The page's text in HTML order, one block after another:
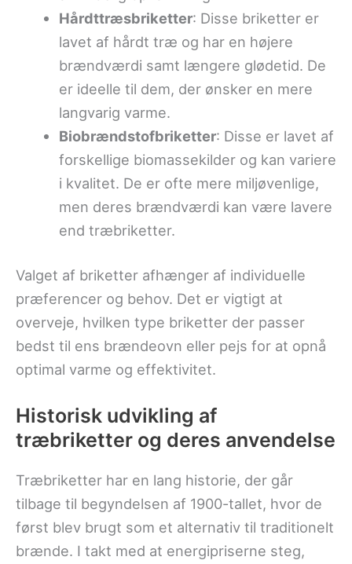
Hårdttræsbriketter: Disse briketter er
lavet af hårdt træ og har en højere
brændværdi samt længere glødetid. De
er ideelle til dem, der ønsker en mere
langvarig varme.
Biobrændstofbriketter: Disse er lavet af
forskellige biomassekilder og kan variere
i kvalitet. De er ofte mere miljøvenlige,
men deres brændværdi kan være lavere
end træbriketter.
Valget af briketter afhænger af individuelle
præferencer og behov. Det er vigtigt at
overveje, hvilken type briketter der passer
bedst til ens brændeovn eller pejs for at opnå
optimal varme og effektivitet.
Historisk udvikling af
træbriketter og deres anvendelse
Træbriketter har en lang historie, der går
tilbage til begyndelsen af 1900-tallet, hvor de
først blev brugt som et alternativ til traditionelt
brænde. I takt med at energipriserne steg,